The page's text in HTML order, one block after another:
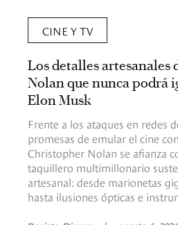
CINE Y TV
Los detalles artesanales
Nolan que nunca podrá
Elon Musk
Frente a los ataques en redes
promesas de emular el cine
Christopher Nolan se afianza
taquillero multimillonario
artesanal: desde marionetas
hasta ilusiones ópticas e